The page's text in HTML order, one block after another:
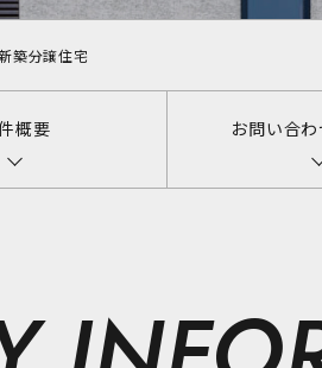
築分譲住宅
概要 お問い合